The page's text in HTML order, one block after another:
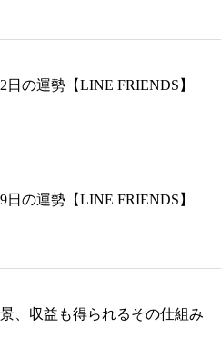
日の運勢【LINE FRIENDS】
日の運勢【LINE FRIENDS】
、収益も得られるその仕組み